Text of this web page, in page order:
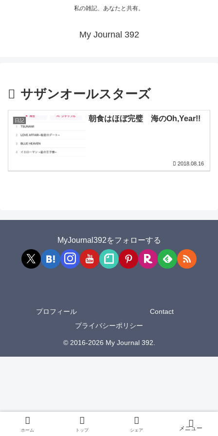
私の雑記、あなたと共有。
My Journal 392
サザンオールスターズ
日記 朝食はほぼ完璧 海のOh,Year!!
2018.08.16
MyJournal392をフォローする
プロフィール
Contact
プライバシーポリシー
© 2016-2026 My Journal 392.
ホーム トップ シェア